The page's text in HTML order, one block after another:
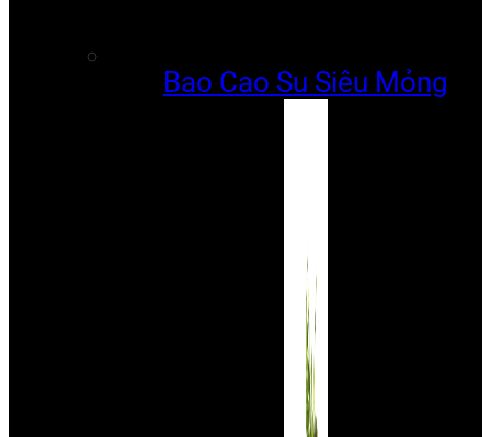
Bao Cao Su Siêu Mỏng